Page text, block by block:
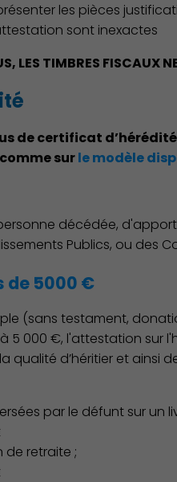
les pièces
sont inexactes
LES TIMBRES FISCAUX
de certificat
surle modèle
décédée,
Publics, ou des
de 5000 €
(sans testament,
5 000 €, l'attestation sur
qualité d’héritier et
par le défunt sur
de retraite ;